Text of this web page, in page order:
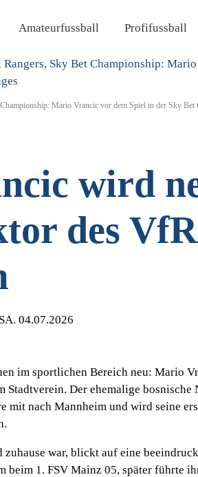
Amateurfussball Profifussball
Mario Vrancic vor dem Spiel in der Sky
wird
des VfR
04.07.2026
im sportlichen Bereich neu: Mario
Stadtverein. Der ehemalige
mit nach Mannheim und wird seine
war, blickt auf eine
beim 1. FSV Mainz 05, später führte